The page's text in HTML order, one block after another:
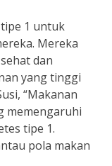
1 untuk
Mereka
dan
yang tinggi
“Makanan
memengaruhi
tipe 1.
pola makan